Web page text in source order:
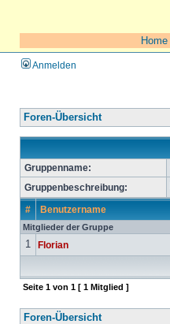
Home
Anmelden
Foren-Übersicht
Gruppenname:
Gruppenbeschreibung:
# Benutzername
Mitglieder der Gruppe
1 Florian
Seite 1 von 1 [ 1 Mitglied ]
Foren-Übersicht